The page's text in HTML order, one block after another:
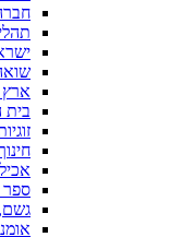
ארץ
בית
ספר